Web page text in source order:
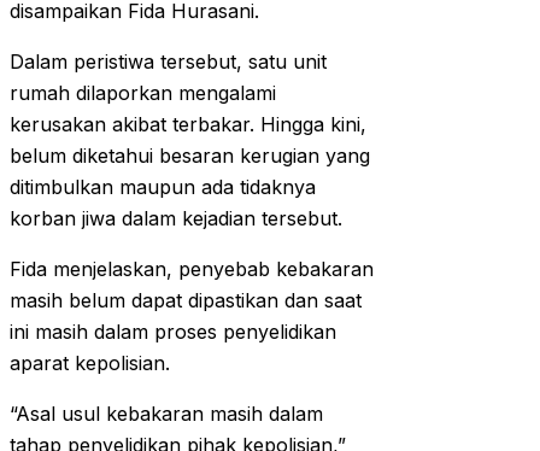
disampaikan Fida Hurasani.
Dalam peristiwa tersebut, satu unit
rumah dilaporkan mengalami
kerusakan akibat terbakar. Hingga kini,
belum diketahui besaran kerugian yang
ditimbulkan maupun ada tidaknya
korban jiwa dalam kejadian tersebut.
Fida menjelaskan, penyebab kebakaran
masih belum dapat dipastikan dan saat
ini masih dalam proses penyelidikan
aparat kepolisian.
“Asal usul kebakaran masih dalam
tahap penyelidikan pihak kepolisian,”